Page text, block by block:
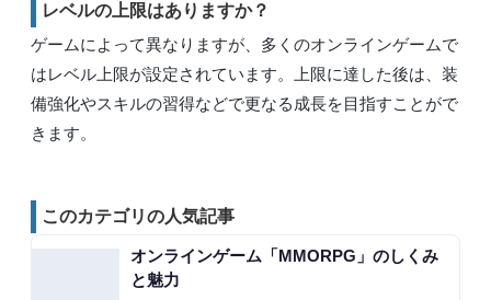
レベルの上限はありますか？
ゲームによって異なりますが、多くのオンラインゲームで
はレベル上限が設定されています。上限に達した後は、装
備強化やスキルの習得などで更なる成長を目指すことがで
きます。
このカテゴリの人気記事
オンラインゲーム「MMORPG」のしくみ
と魅力